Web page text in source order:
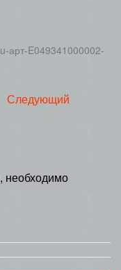
арт-E049341000002-
Следующий
необходимо